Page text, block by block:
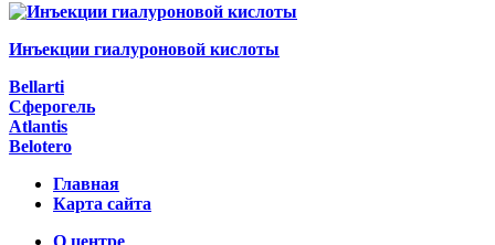
Инъекции гиалуроновой кислоты
Bellarti
Сферогель
Atlantis
Belotero
Главная
Карта сайта
О центре